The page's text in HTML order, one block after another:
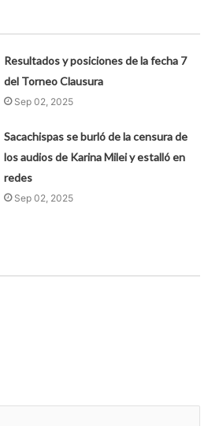
Resultados y posiciones de la fecha 7
del Torneo Clausura
Sep 02, 2025
Sacachispas se burló de la censura de
los audios de Karina Milei y estalló en
redes
Sep 02, 2025